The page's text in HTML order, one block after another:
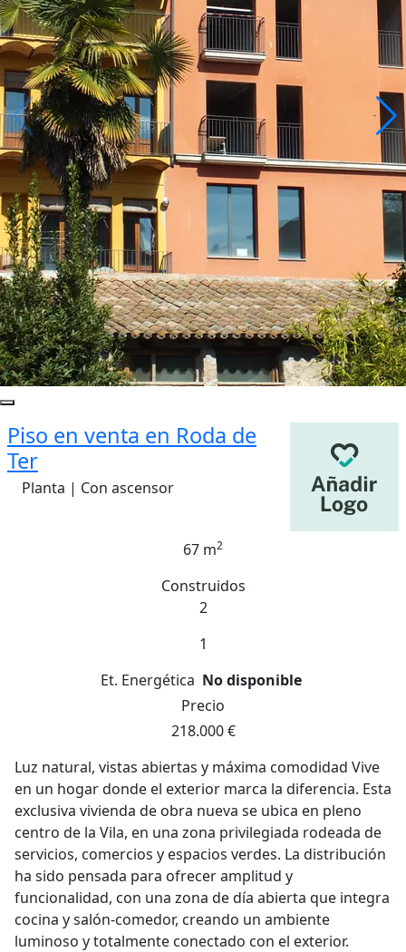
Piso en venta en Roda de
Ter
Planta | Con ascensor
67 m2
Construidos
2
1
Et. Energética No disponible
Precio
218.000 €
Luz natural, vistas abiertas y máxima comodidad Vive
en un hogar donde el exterior marca la diferencia. Esta
exclusiva vivienda de obra nueva se ubica en pleno
centro de la Vila, en una zona privilegiada rodeada de
servicios, comercios y espacios verdes. La distribución
ha sido pensada para ofrecer amplitud y
funcionalidad, con una zona de día abierta que integra
cocina y salón-comedor, creando un ambiente
luminoso y totalmente conectado con el exterior.